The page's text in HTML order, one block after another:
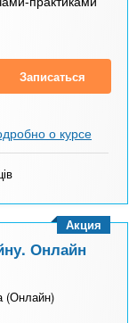
Записаться
о курсе
Онлайн
(Онлайн)
Акция